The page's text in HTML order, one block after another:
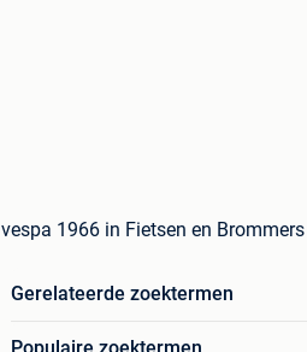
vespa 1966 in Fietsen en Brommers
Gerelateerde zoektermen